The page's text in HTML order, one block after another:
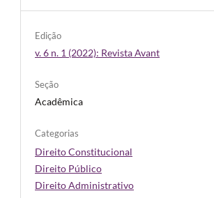
Edição
v. 6 n. 1 (2022): Revista Avant
Seção
Acadêmica
Categorias
Direito Constitucional
Direito Público
Direito Administrativo